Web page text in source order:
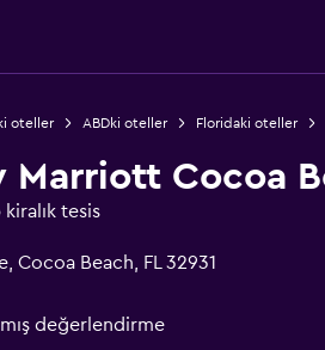
oteller ABDki oteller Floridaki oteller
Cocoa
kiralık tesis
Cocoa Beach, FL 32931
değerlendirme